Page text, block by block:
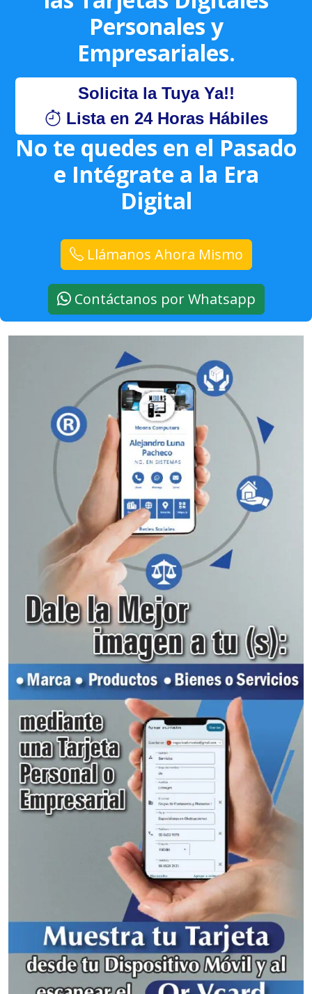
Personales y
Empresariales.
Solicita la Tuya Ya!!
Lista en 24 Horas Hábiles
No te quedes en el Pasado
e Intégrate a la Era
Digital
Llámanos Ahora Mismo
Contáctanos por Whatsapp